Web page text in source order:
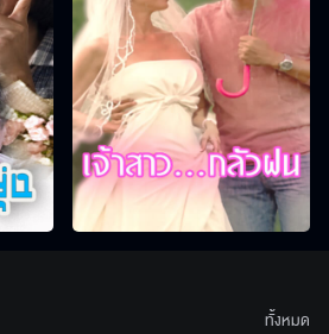
ทั้งหมด